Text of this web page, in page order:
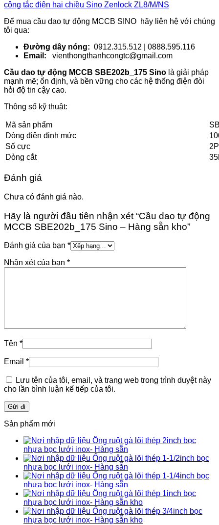
công tắc điện hai chiều Sino Zenlock ZL8/M/NS
Để mua cầu dao tự động MCCB SINO hãy liên hệ với chúng
tôi qua:
Đường dây nóng: 0912.315.512 | 0888.595.116
Email: vienthongthanhcongtc@gmail.com
Cầu dao tự động MCCB SBE202b_175 Sino là giải pháp
mạnh mẽ; ổn định, và bền vững cho các hệ thống điện đòi
hỏi độ tin cậy cao.
Thông số kỹ thuật:
Mã sản phẩm
Dòng điện định mức
Số cực
2P
Dòng cắt
Đánh giá
Chưa có đánh giá nào.
Hãy là người đầu tiên nhận xét “Cầu dao tự động
MCCB SBE202b_175 Sino – Hàng sẵn kho”
Đánh giá của bạn *
Nhận xét của bạn *
Tên *
Email *
Lưu tên của tôi, email, và trang web trong trình duyệt này
cho lần bình luận kế tiếp của tôi.
Sản phẩm mới
Ống ruột gà lõi thép 2inch bọc
nhựa bọc lưới inox- Hàng sẵn
Ống ruột gà lõi thép 1-1/2inch bọc
nhựa bọc lưới inox- Hàng sẵn
Ống ruột gà lõi thép 1-1/4inch bọc
nhựa bọc lưới inox- Hàng sẵn
Ống ruột gà lõi thép 1inch bọc
nhựa bọc lưới inox- Hàng sẵn kho
Ống ruột gà lõi thép 3/4inch bọc
nhựa bọc lưới inox- Hàng sẵn kho